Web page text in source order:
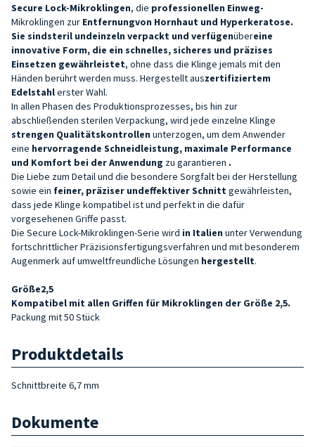
Secure Lock-Mikroklingen, die professionellen Einweg-
Mikroklingen zur Entfernungvon Hornhaut und Hyperkeratose.
Sie sindsteril undeinzeln verpackt und verfügenübereine
innovative Form, die ein schnelles, sicheres und präzises
Einsetzen gewährleistet, ohne dass die Klinge jemals mit den
Händen berührt werden muss. Hergestellt auszertifiziertem
Edelstahlerster Wahl.
In allen Phasen des Produktionsprozesses, bis hin zur
abschließenden sterilen Verpackung, wird jede einzelne Klinge
strengen Qualitätskontrollen unterzogen, um dem Anwender
eine hervorragende Schneidleistung, maximale Performance
und Komfort bei der Anwendung zu garantieren .
Die Liebe zum Detail und die besondere Sorgfalt bei der Herstellung
sowie ein feiner, präziser undeffektiverSchnitt gewährleisten,
dass jede Klinge kompatibel ist und perfekt in die dafür
vorgesehenen Griffe passt.
Die Secure Lock-Mikroklingen-Serie wird in Italien unter Verwendung
fortschrittlicher Präzisionsfertigungsverfahren und mit besonderem
Augenmerk auf umweltfreundliche Lösungen hergestellt.
Größe2,5
Kompatibel mit allen Griffen für Mikroklingen der Größe 2,5.
Packung mit 50 Stück
Produktdetails
Schnittbreite 6,7 mm
Dokumente